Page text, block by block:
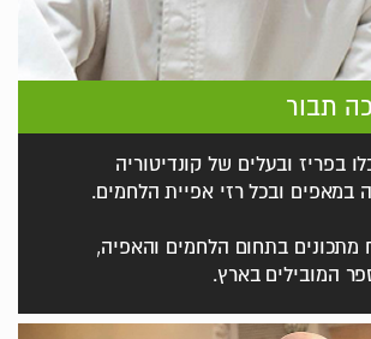
תבור
בפריז ובעלים של קונדיטוריה
במאפים ובכל רזי אפיית הלחמים.
מתכונים בתחום הלחמים והאפיה,
המובילים בארץ.